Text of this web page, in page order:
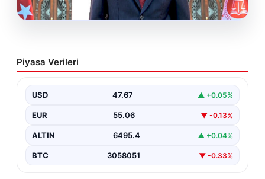
06.08.2026
Bakan Gürlek’ten Çerçeve Yasa
Açıklaması: “Tüm İşlemler Hukuk
Yürütülecek”
Adalet Bakanı Akın Gürlek, terörle mücadelede yeni bir
dönemi başlatacak çerçeve yasanın Meclis'te kabul…
Piyasa Verileri
USD 47.67 ▲ +0.05%
EUR 55.06 ▼ -0.13%
ALTIN 6495.4 ▲ +0.04%
BTC 3058051 ▼ -0.33%